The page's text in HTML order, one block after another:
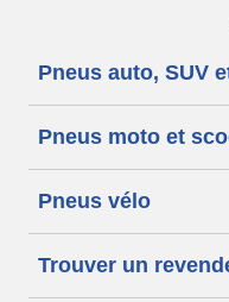
Pneus auto, SUV
Pneus moto et
Pneus vélo
Trouver un